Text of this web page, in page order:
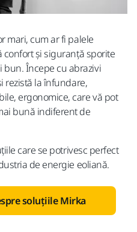
mari, cum ar fi palele
și siguranță sporite
Începe cu abrazivi
rezistă la înfundare,
ergonomice, care vă pot
bună indiferent de
care se potrivesc perfect
de energie eoliană.
soluțiile Mirka